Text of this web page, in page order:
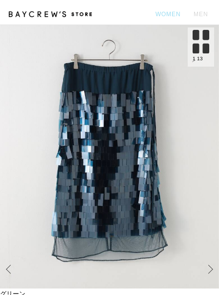
WOMEN MEN
1 13